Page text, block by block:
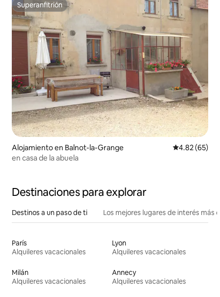
Superanfitrión
Superanfitrión
Alojamiento en Balnot-la-Grange Calificación
4.82 (65)
en casa de la abuela
Destinaciones para explorar
Destinos a un paso de ti Los mejores lugares de interés más
París
Alquileres vacacionales
Lyon
Alquileres vacacionales
Milán
Alquileres vacacionales
Annecy
Alquileres vacacionales